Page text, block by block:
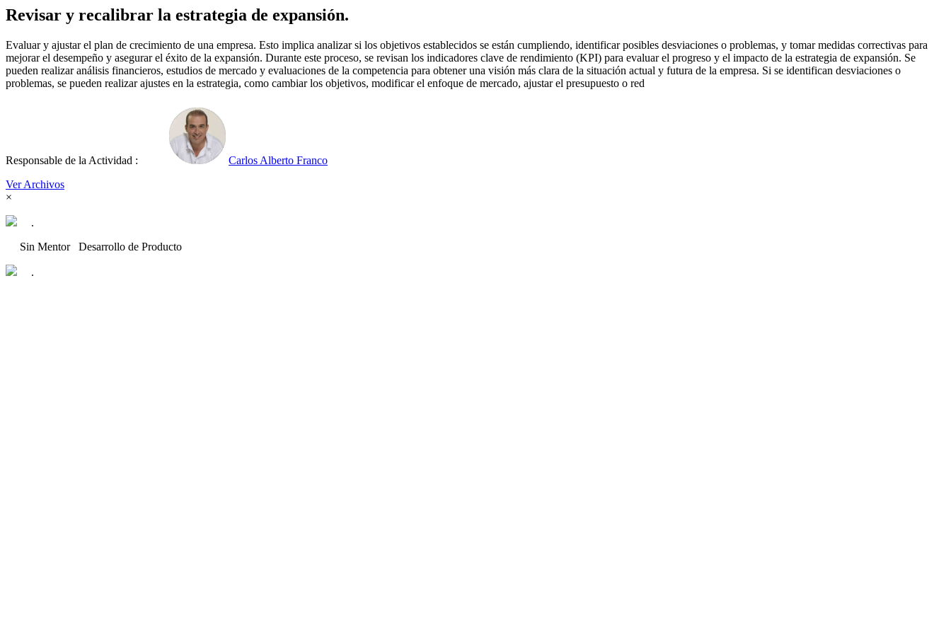
Revisar y recalibrar la estrategia de expansión.
Evaluar y ajustar el plan de crecimiento de una empresa. Esto implica analizar si los objetivos establecidos se están cumpliendo, identificar posibles desviaciones o problemas, y tomar medidas correctivas para
mejorar el desempeño y asegurar el éxito de la expansión. Durante este proceso, se revisan los indicadores clave de rendimiento (KPI) para evaluar el progreso y el impacto de la estrategia de expansión. Se
pueden realizar análisis financieros, estudios de mercado y evaluaciones de la competencia para obtener una visión más clara de la situación actual y futura de la empresa. Si se identifican desviaciones o
problemas, se pueden realizar ajustes en la estrategia, como cambiar los objetivos, modificar el enfoque de mercado, ajustar el presupuesto o red
Responsable de la Actividad :
Carlos Alberto Franco
Ver Archivos
×
.
Sin Mentor Desarrollo de Producto
.